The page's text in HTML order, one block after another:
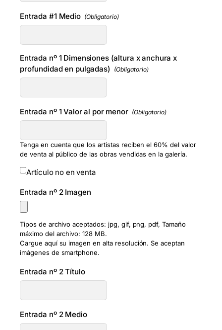
Entrada #1 Medio (Obligatorio)
Entrada nº 1 Dimensiones (altura x anchura x
profundidad en pulgadas)
(Obligatorio)
Entrada nº 1 Valor al por menor (Obligatorio)
Tenga en cuenta que los artistas reciben el 60% del valor
de venta al público de las obras vendidas en la galería.
Artículo no en venta
Entrada nº 2 Imagen
Tipos de archivo aceptados: jpg, gif, png, pdf, Tamaño
máximo del archivo: 128 MB.
Cargue aquí su imagen en alta resolución. Se aceptan
imágenes de smartphone.
Entrada nº 2 Título
Entrada nº 2 Medio